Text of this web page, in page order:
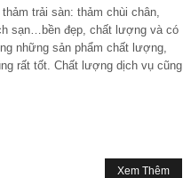
trải sàn: thảm chùi chân,
sạn…bền đẹp, chất lượng và có
những sản phẩm chất lượng,
rất tốt. Chất lượng dịch vụ cũng
Xem Thêm